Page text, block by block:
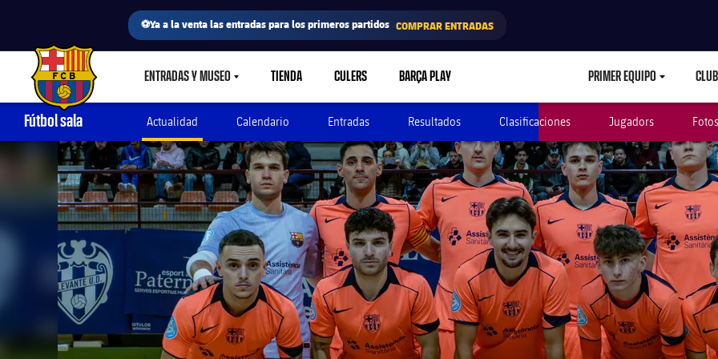
⚽Ya a la venta las entradas para los primeros partidos COMPRAR ENTRADAS
FC Barcelona club badge ENTRADAS Y MUSEOLABEL.SHARE.CARETDOWN
TIENDA CULERS BARÇA PLAY PRIMER EQUIPO CLUB
Fútbol sala Actualidad Calendario Entradas Resultados Clasificaciones Jugadors Fotos